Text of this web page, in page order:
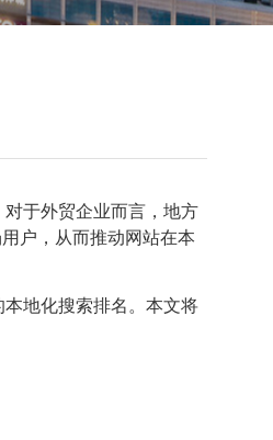
于外贸企业而言，地方
户，从而推动网站在本
地化搜索排名。本文将